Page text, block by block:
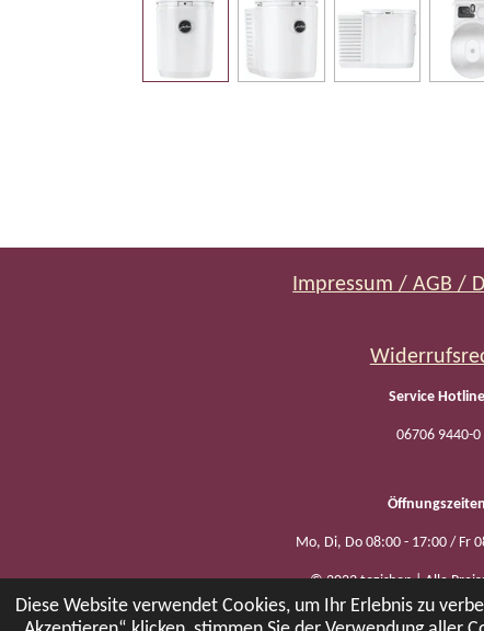
Diese Website verwendet Cookies, um Ihr Erlebnis zu
Impressum / AGB /
Service Hotline
06706 9440-0
Öffnungszeiten
Mo, Di, Do 08:00 - 17:00 / Fr
© 2023 tozishop | Alle